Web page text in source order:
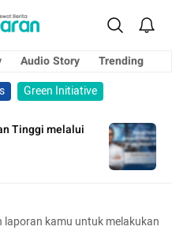
Audio Story
Trending
Green Initiative
Tinggi melalui
kamu untuk melakukan